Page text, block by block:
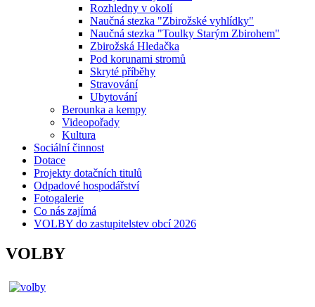
Rozhledny v okolí
Naučná stezka "Zbirožské vyhlídky"
Naučná stezka "Toulky Starým Zbirohem"
Zbirožská Hledačka
Pod korunami stromů
Skryté příběhy
Stravování
Ubytování
Berounka a kempy
Videopořady
Kultura
Sociální činnost
Dotace
Projekty dotačních titulů
Odpadové hospodářství
Fotogalerie
Co nás zajímá
VOLBY do zastupitelstev obcí 2026
VOLBY